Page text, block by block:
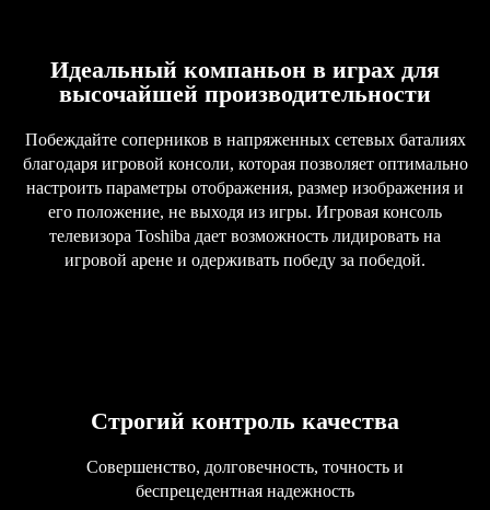
Идеальный компаньон в играх для
высочайшей производительности
Побеждайте соперников в напряженных сетевых баталиях
благодаря игровой консоли, которая позволяет оптимально
настроить параметры отображения, размер изображения и
его положение, не выходя из игры. Игровая консоль
телевизора Toshiba дает возможность лидировать на
игровой арене и одерживать победу за победой.
Строгий контроль качества
Совершенство, долговечность, точность и
беспрецедентная надежность